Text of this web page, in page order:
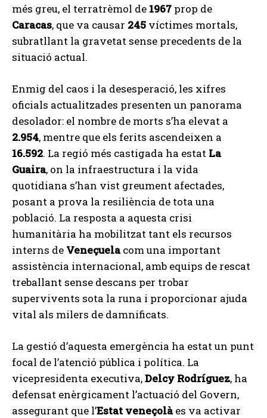
més greu, el terratrèmol de 1967 prop de
Caracas, que va causar 245 víctimes mortals,
subratllant la gravetat sense precedents de la
situació actual.
Enmig del caos i la desesperació, les xifres
oficials actualitzades presenten un panorama
desolador: el nombre de morts s’ha elevat a
2.954, mentre que els ferits ascendeixen a
16.592. La regió més castigada ha estat La
Guaira, on la infraestructura i la vida
quotidiana s’han vist greument afectades,
posant a prova la resiliència de tota una
població. La resposta a aquesta crisi
humanitària ha mobilitzat tant els recursos
interns de Veneçuelacom una important
assistència internacional, amb equips de rescat
treballant sense descans per trobar
supervivents sota la runa i proporcionar ajuda
vital als milers de damnificats.
La gestió d’aquesta emergència ha estat un punt
focal de l’atenció pública i política. La
vicepresidenta executiva,Delcy Rodríguez, ha
defensat enèrgicament l’actuació del Govern,
assegurant que l’Estat veneçolàes va activar